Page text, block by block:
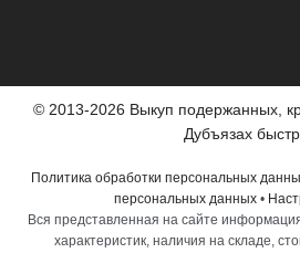
© 2013-2026 Выкуп подержанных,
Дубъязах
Политика обработки персональных
персональных данных •
Вся представленная на сайте
характеристик, наличия на складе,